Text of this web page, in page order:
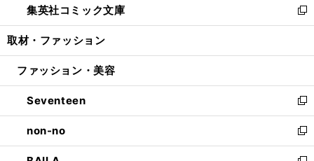
く
で
開
ド
ウ
開
ィ
ン
ウ
開
く
い
ウ
ン
ウ
で
開
く
集英社コミック文庫
新
し
ウ
ン
ド
ウ
で
開
取材・ファッション
ファッション・美容
Seventeen
新
し
い
ウ
non-no
新
し